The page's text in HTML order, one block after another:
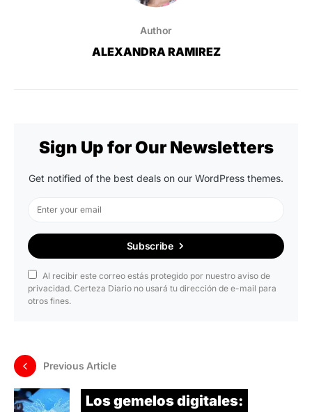
Author
ALEXANDRA RAMIREZ
Sign Up for Our Newsletters
Get notified of the best deals on our WordPress themes.
Subscribe
Al recibir este correo estás protegido por nuestro aviso de
privacidad. Certeza Diario no usará tu dirección de e-mail para
otros fines.
Previous Article
Los gemelos digitales: